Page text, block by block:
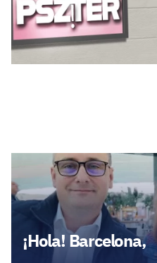
¡Hola! Barcelona,